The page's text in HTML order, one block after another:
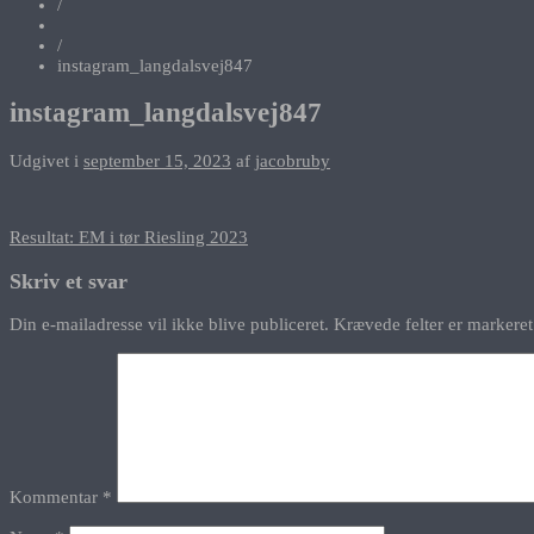
/
/
instagram_langdalsvej847
instagram_langdalsvej847
Udgivet i september 15, 2023 af jacobruby
Indlægsnavigation
Resultat: EM i tør Riesling 2023
Skriv et svar
Din e-mailadresse vil ikke blive publiceret. Krævede felter er
Kommentar *